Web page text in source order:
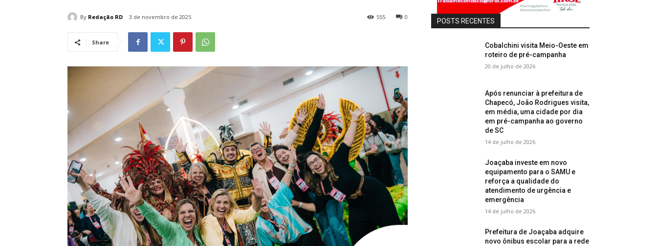
By Redação RD 3 de novembro de 2025 0
555
Share
POSTS RECENTES
Cobalchini visita Meio-Oeste em
roteiro de pré-campanha
20 de julho de 2026
Após renunciar à prefeitura de
Chapecó, João Rodrigues visita,
em média, uma cidade por dia
em pré-campanha ao governo
de SC
14 de julho de 2026
Joaçaba investe em novo
equipamento para o SAMU e
reforça a qualidade do
atendimento de urgência e
emergência
14 de julho de 2026
Prefeitura de Joaçaba adquire
novo ônibus escolar para a rede